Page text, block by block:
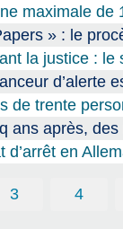
maximale
» : le
la justice :
d’alerte
de trente
ans après,
d’arrêt en
3 4